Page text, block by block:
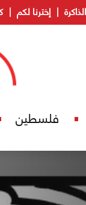
إخترنا لكم
فلسطين